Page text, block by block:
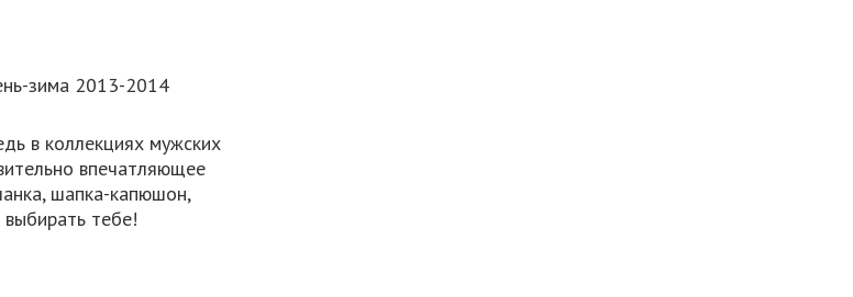
в коллекциях мужских
впечатляющее
шапка-капюшон,
выбирать тебе!